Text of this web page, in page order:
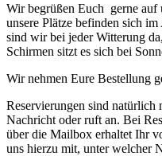
Wir begrüßen Euch gerne auf
unsere Plätze befinden sich
sind wir bei jeder Witterung
Schirmen sitzt es sich bei
Wir nehmen Eure Bestellung
Reservierungen sind natürlich
Nachricht oder ruft an. Bei
über die Mailbox erhaltet Ihr
uns hierzu mit, unter welcher